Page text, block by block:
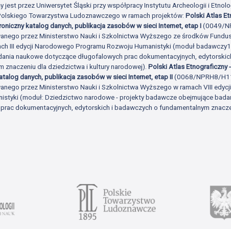
jest przez Uniwersytet Śląski przy współpracy Instytutu Archeologii i
Towarzystwa Ludoznawczego w ramach projektów:Polski Atlas
katalog danych, publikacja zasobów w sieci Internet, etap I(0049/
przez Ministerstwo Nauki i Szkolnictwa Wyższego ze środków
III edycji Narodowego Programu Rozwoju Humanistyki (moduł
naukowe dotyczące długofalowych prac dokumentacyjnych,
znaczeniu dla dziedzictwa i kultury narodowej).Polski Atlas Etnograficzny
danych, publikacja zasobów w sieci Internet, etap II(0068/NPRH8/
przez Ministerstwo Nauki i Szkolnictwa Wyższego w ramach VIII
(moduł: Dziedzictwo narodowe - projekty badawcze obejmujące
dokumentacyjnych, edytorskich i badawczych o fundamentalnym